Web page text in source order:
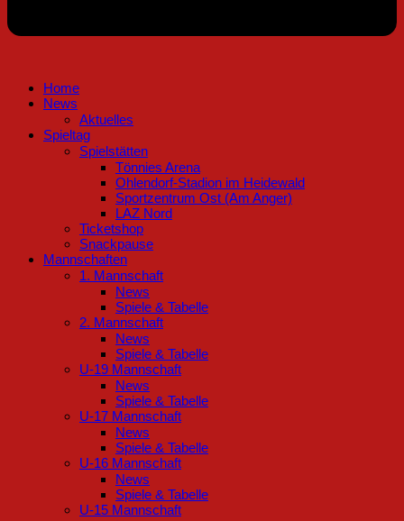
Home
News
Aktuelles
Spieltag
Spielstätten
Tönnies Arena
Ohlendorf-Stadion im Heidewald
Sportzentrum Ost (Am Anger)
LAZ Nord
Ticketshop
Snackpause
Mannschaften
1. Mannschaft
News
Spiele & Tabelle
2. Mannschaft
News
Spiele & Tabelle
U-19 Mannschaft
News
Spiele & Tabelle
U-17 Mannschaft
News
Spiele & Tabelle
U-16 Mannschaft
News
Spiele & Tabelle
U-15 Mannschaft